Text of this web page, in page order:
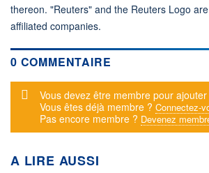
thereon. "Reuters" and the Reuters Logo
affiliated companies.
0 COMMENTAIRE
Message d'alerte
Vous devez être membre pour
Vous êtes déjà membre ? Connectez-
Pas encore membre ? Devenez
A LIRE AUSSI